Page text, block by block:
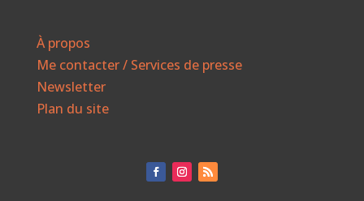
À propos
Me contacter / Services de presse
Newsletter
Plan du site